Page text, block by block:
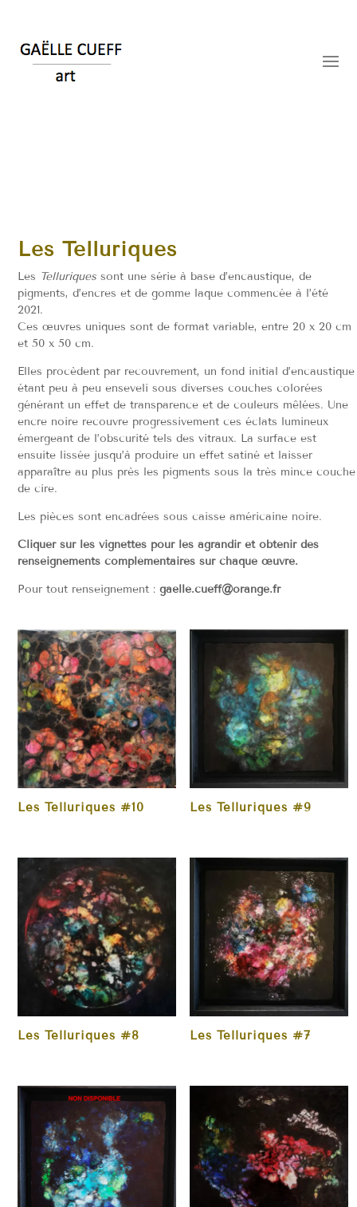
Les Telluriques
Les Telluriques sont une série à base d’encaustique, de
pigments, d’encres et de gomme laque commencée à l’été
2021.
Ces œuvres uniques sont de format variable, entre 20 x 20 cm
et 50 x 50 cm.
Elles procèdent par recouvrement, un fond initial d’encaustique
étant peu à peu enseveli sous diverses couches colorées
générant un effet de transparence et de couleurs mêlées. Une
encre noire recouvre progressivement ces éclats lumineux
émergeant de l’obscurité tels des vitraux. La surface est
ensuite lissée jusqu’à produire un effet satiné et laisser
apparaître au plus près les pigments sous la très mince couche
de cire.
Les pièces sont encadrées sous caisse américaine noire.
Cliquer sur les vignettes pour les agrandir et obtenir des
renseignements complémentaires sur chaque œuvre.
Pour tout renseignement : gaelle.cueff@orange.fr
Les Telluriques #10 Les Telluriques #9
Les Telluriques #8 Les Telluriques #7